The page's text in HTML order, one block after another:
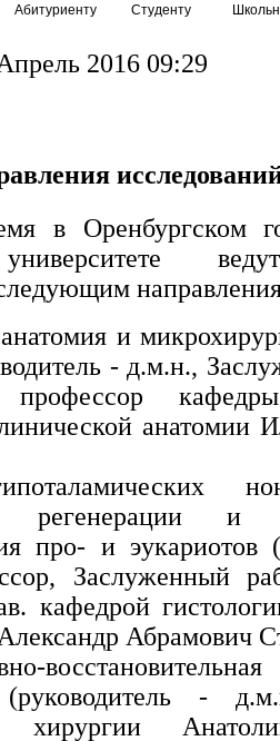
Абитуриенту Студенту
2016 09:29
в Оренбургском
и
- д.м.н.,
кафедры
анатомии
регенерации и
про- и эукариотов
Заслуженный
кафедрой
Абрамович
(руководитель -
хирургии